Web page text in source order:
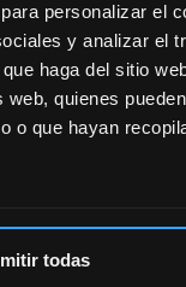
personalizar el
y analizar el
haga del sitio
quienes
o que hayan
todas